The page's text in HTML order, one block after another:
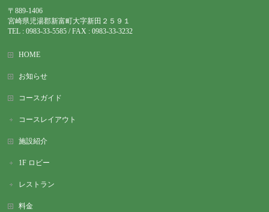
〒889-1406
宮崎県児湯郡新富町大字新田２５９１
TEL : 0983-33-5585 / FAX : 0983-33-3232
HOME
お知らせ
コースガイド
コースレイアウト
施設紹介
1F ロビー
レストラン
料金